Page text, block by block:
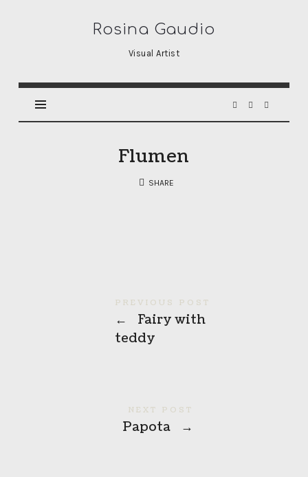
Rosina
Gaudio
Rosina Gaudio
Visual Artist
Flumen
SHARE
PREVIOUS POST
←
Fairy with
teddy
NEXT POST
Papota →